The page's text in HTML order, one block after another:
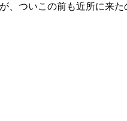
、ついこの前も近所に来